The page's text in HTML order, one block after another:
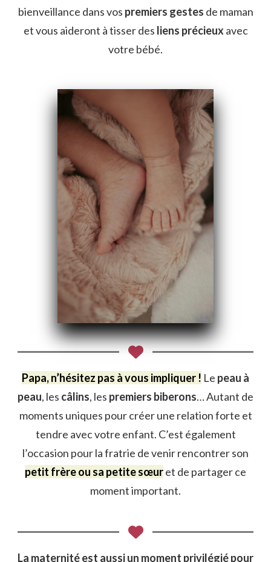
bienveillance dans vos premiers gestes de maman
et vous aideront à tisser des liens précieux avec
votre bébé.
Papa, n’hésitez pas à vous impliquer ! Le peau à
peau, les câlins, les premiers biberons… Autant de
moments uniques pour créer une relation forte et
tendre avec votre enfant. C’est également
l’occasion pour la fratrie de venir rencontrer son
petit frère ou sa petite sœuret de partager ce
moment important.
La maternité est aussi un moment privilégié pour